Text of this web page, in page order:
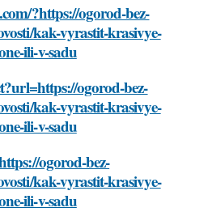
?https://ogorod-bez-
kak-vyrastit-krasivye-
ili-v-sadu
ogorod-bez-
kak-vyrastit-krasivye-
ili-v-sadu
ogorod-bez-
kak-vyrastit-krasivye-
ili-v-sadu